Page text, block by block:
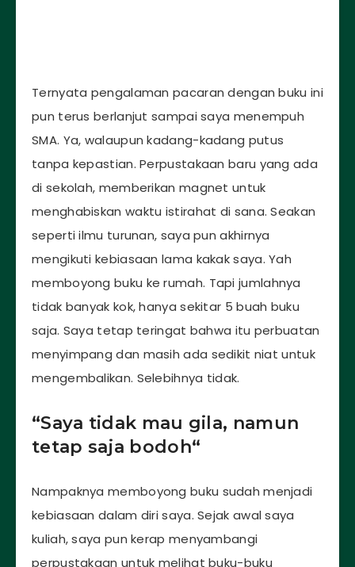
Ternyata pengalaman pacaran dengan buku ini
pun terus berlanjut sampai saya menempuh
SMA. Ya, walaupun kadang-kadang putus
tanpa kepastian. Perpustakaan baru yang ada
di sekolah, memberikan magnet untuk
menghabiskan waktu istirahat di sana. Seakan
seperti ilmu turunan, saya pun akhirnya
mengikuti kebiasaan lama kakak saya. Yah
memboyong buku ke rumah. Tapi jumlahnya
tidak banyak kok, hanya sekitar 5 buah buku
saja. Saya tetap teringat bahwa itu perbuatan
menyimpang dan masih ada sedikit niat untuk
mengembalikan. Selebihnya tidak.
“Saya tidak mau gila, namun
tetap saja bodoh“
Nampaknya memboyong buku sudah menjadi
kebiasaan dalam diri saya. Sejak awal saya
kuliah, saya pun kerap menyambangi
perpustakaan untuk melihat buku-buku